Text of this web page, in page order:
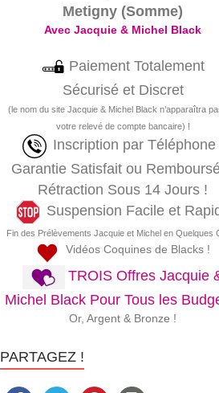
Metigny (Somme)
Avec Jacquie & Michel Black
Paiement Totalement
Sécurisé et Discret
(le nom du site Jacquie & Michel Black n’apparaîtra
votre relevé de compte bancaire) !
Inscription par Téléphone
Garantie Satisfait ou
Rétraction Sous 14 Jours !
Suspension Facile et
Fin des Prélèvements Jacquie et Michel en Quelques
Vidéos Coquines de Blacks !
TROIS Offres Jacquie
Michel Black Pour Tous les
Or, Argent & Bronze !
PARTAGEZ !